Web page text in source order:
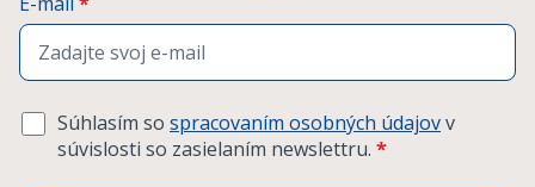
Súhlasím so spracovaním osobných údajovv
súvislosti so zasielaním newslettru. *